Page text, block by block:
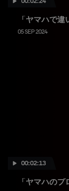
「ヤマハで違
05 SEP 2024
00:02:13
「ヤマハのプ